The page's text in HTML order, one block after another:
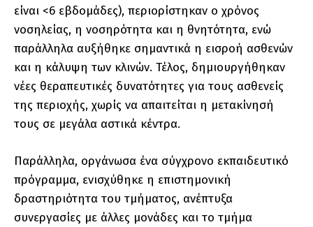
είναι <6 εβδομάδες), περιορίστηκαν ο χρόνος
νοσηλείας, η νοσηρότητα και η θνητότητα, ενώ
παράλληλα αυξήθηκε σημαντικά η εισροή ασθενών
και η κάλυψη των κλινών. Τέλος, δημιουργήθηκαν
νέες θεραπευτικές δυνατότητες για τους ασθενείς
της περιοχής, χωρίς να απαιτείται η μετακίνησή
τους σε μεγάλα αστικά κέντρα.
Παράλληλα, οργάνωσα ένα σύγχρονο εκπαιδευτικό
πρόγραμμα, ενισχύθηκε η επιστημονική
δραστηριότητα του τμήματος, ανέπτυξα
συνεργασίες με άλλες μονάδες και το τμήμα